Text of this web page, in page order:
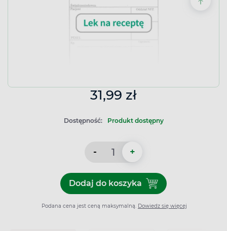
31,99 zł
Dostępność: Produkt dostępny
- +
Dodaj do koszykaDodaj do koszyka
Podana cena jest ceną maksymalną. Dowiedz się więcej